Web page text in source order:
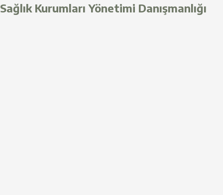
Sağlık Kurumları Yönetimi Danışmanlığı